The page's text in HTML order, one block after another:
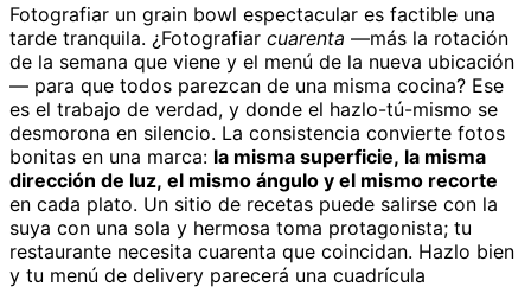
Fotografiar un grain bowl espectacular es factible una
tarde tranquila. ¿Fotografiar cuarenta —más la rotación
de la semana que viene y el menú de la nueva ubicación
— para que todos parezcan de una misma cocina? Ese
es el trabajo de verdad, y donde el hazlo-tú-mismo se
desmorona en silencio. La consistencia convierte fotos
bonitas en una marca: la misma superficie, la misma
dirección de luz, el mismo ángulo y el mismo recorte
en cada plato. Un sitio de recetas puede salirse con la
suya con una sola y hermosa toma protagonista; tu
restaurante necesita cuarenta que coincidan. Hazlo bien
y tu menú de delivery parecerá una cuadrícula